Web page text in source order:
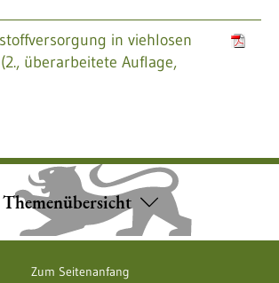
in viehlosen
überarbeitete Auflage,
Themenübersicht
Zum Seitenanfang